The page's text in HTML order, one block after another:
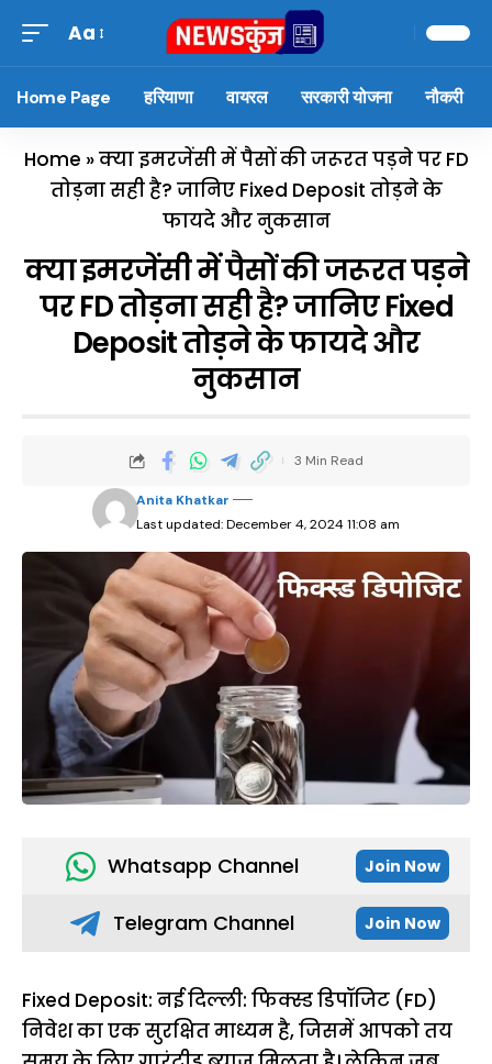
Aa
Home Page हरियाणा वायरल सरकारी योजना नौकरी
Home »क्या इमरजेंसी में पैसों की जरूरत पड़ने पर FD
तोड़ना सही है? जानिए Fixed Deposit तोड़ने के
फायदे और नुकसान
क्या इमरजेंसी में पैसों की जरूरत पड़ने
पर FD तोड़ना सही है? जानिए Fixed
Deposit तोड़ने के फायदे और
नुकसान
Last updated: December 4, 2024 11:08 am
Anita Khatkar
3 Min Read
Whatsapp Channel Join Now
Telegram Channel Join Now
Fixed Deposit: नई दिल्ली: फिक्स्ड डिपॉजिट (FD)
निवेश का एक सुरक्षित माध्यम है, जिसमें आपको तय